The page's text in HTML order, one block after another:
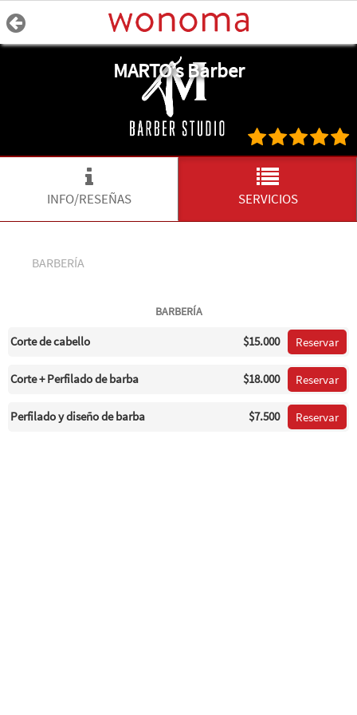
MARTO’s Barber
INFO/RESEÑAS SERVICIOS
BARBERÍA
BARBERÍA
Corte de cabello $15.000 Reservar
Corte + Perfilado de barba $18.000 Reservar
Perfilado y diseño de barba $7.500 Reservar